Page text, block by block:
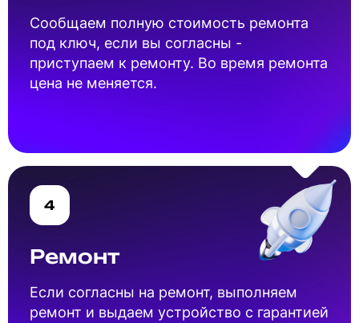
Cообщаем полную стоимость ремонта
под ключ, если вы согласны -
приступаем к ремонту. Во время ремонта
цена не меняется.
4
Ремонт
Если согласны на ремонт, выполняем
ремонт и выдаем устройство с гарантией